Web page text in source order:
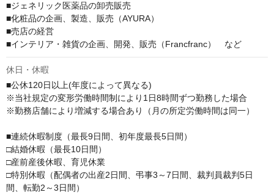
■ジェネリック医薬品の卸売販売
■化粧品の企画、製造、販売（AYURA）
■売店の経営
■インテリア・雑貨の企画、開発、販売（Francfranc）　など
休日・休暇
■公休120日以上(年度によって異なる)
※当社規定の変形労働時間制により1日8時間ずつ勤務した場合
※勤務店舗により増減する場合あり（月の所定労働時間は同一）
■連続休暇制度（最長9日間、初年度最長5日間）
□結婚休暇（最長10日間）
□産前産後休暇、育児休業
□特別休暇（配偶者の出産2日間、弔事3～7日間、裁判員裁判5日
間、転勤2～3日間）